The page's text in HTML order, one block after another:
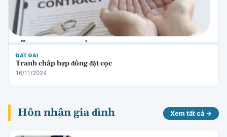
ĐẤT ĐAI
Tranh chấp hợp đồng đặt cọc
16/11/2024
Hôn nhân gia đình Xem tất cả →